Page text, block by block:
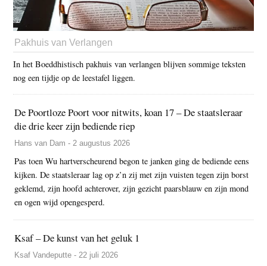
Pakhuis van Verlangen
In het Boeddhistisch pakhuis van verlangen blijven sommige teksten
nog een tijdje op de leestafel liggen.
De Poortloze Poort voor nitwits, koan 17 – De staatsleraar
die drie keer zijn bediende riep
Hans van Dam - 2 augustus 2026
Pas toen Wu hartverscheurend begon te janken ging de bediende eens
kijken. De staatsleraar lag op z’n zij met zijn vuisten tegen zijn borst
geklemd, zijn hoofd achterover, zijn gezicht paarsblauw en zijn mond
en ogen wijd opengesperd.
Ksaf – De kunst van het geluk 1
Ksaf Vandeputte - 22 juli 2026